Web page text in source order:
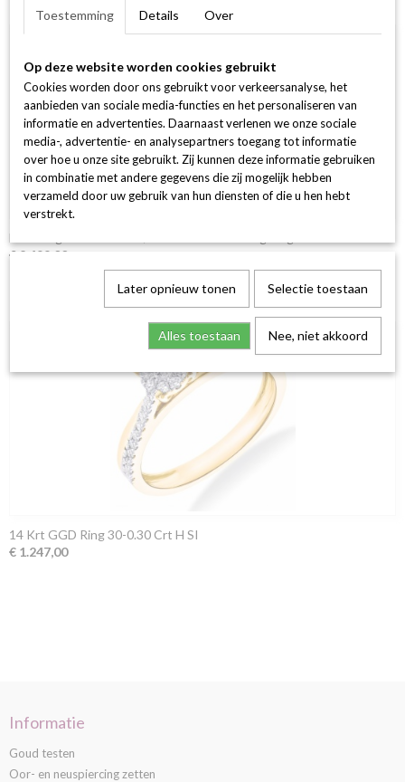
€ 2.499,00
14 Krt GGD Ring 30-0.30 Crt H SI
€ 1.247,00
Informatie
Goud testen
Oor- en neuspiercing zetten
Toestemming Details Over
Op deze website worden cookies gebruikt
Cookies worden door ons gebruikt voor verkeersanalyse, het
aanbieden van sociale media-functies en het personaliseren van
informatie en advertenties. Daarnaast verlenen we onze sociale
media-, advertentie- en analysepartners toegang tot informatie
over hoe u onze site gebruikt. Zij kunnen deze informatie gebruiken
in combinatie met andere gegevens die zij mogelijk hebben
verzameld door uw gebruik van hun diensten of die u hen hebt
verstrekt.
Later opnieuw tonen Selectie toestaan
Alles toestaan Nee, niet akkoord